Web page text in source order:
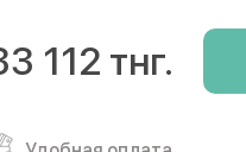
112 тнг.